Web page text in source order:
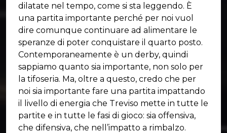
dilatate nel tempo, come si sta leggendo. È
una partita importante perché per noi vuol
dire comunque continuare ad alimentare le
speranze di poter conquistare il quarto posto.
Contemporaneamente è un derby, quindi
sappiamo quanto sia importante, non solo per
la tifoseria. Ma, oltre a questo, credo che per
noi sia importante fare una partita impattando
il livello di energia che Treviso mette in tutte le
partite e in tutte le fasi di gioco: sia offensiva,
che difensiva, che nell’impatto a rimbalzo.